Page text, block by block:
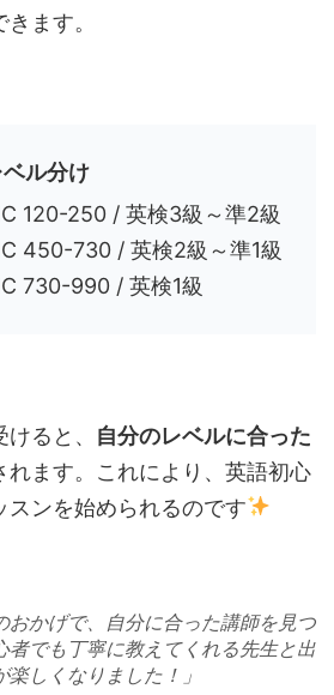
ます。
ル分け
120-250 / 英検3級～準2級
450-730 / 英検2級～準1級
730-990 / 英検1級
ると、 自分のレベルに合った
れます。これにより、英語初心
スンを始められるのです
おかげで、自分に合った講師を見つ
者でも丁寧に教えてくれる先生と出
しくなりました！」